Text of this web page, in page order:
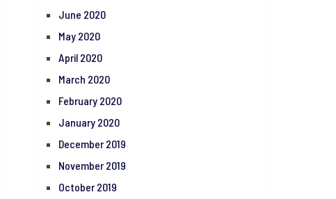
June 2020
May 2020
April 2020
March 2020
February 2020
January 2020
December 2019
November 2019
October 2019